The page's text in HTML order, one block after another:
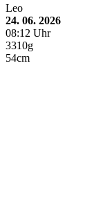
Leo
24. 06. 2026
08:12 Uhr
3310g
54cm